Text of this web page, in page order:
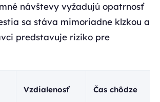
návštevy vyžadujú opatrnosť
sa stáva mimoriadne klzkou a
predstavuje riziko pre
Vzdialenosť Čas chôdze